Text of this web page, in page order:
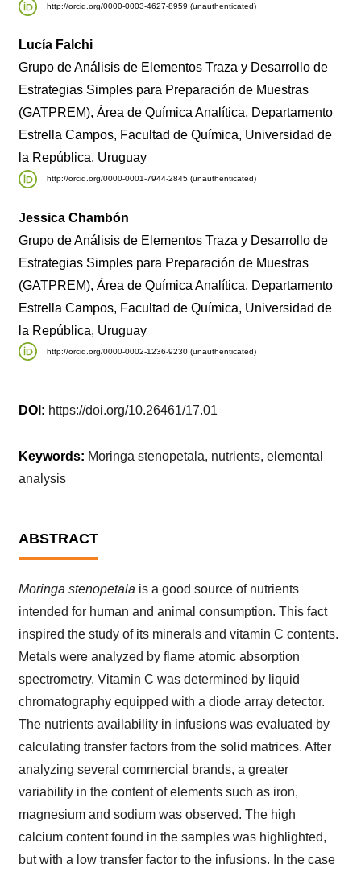
http://orcid.org/0000-0003-4627-8959 (unauthenticated)
Lucía Falchi
Grupo de Análisis de Elementos Traza y Desarrollo de
Estrategias Simples para Preparación de Muestras
(GATPREM), Área de Química Analítica, Departamento
Estrella Campos, Facultad de Química, Universidad de
la República, Uruguay
http://orcid.org/0000-0001-7944-2845 (unauthenticated)
Jessica Chambón
Grupo de Análisis de Elementos Traza y Desarrollo de
Estrategias Simples para Preparación de Muestras
(GATPREM), Área de Química Analítica, Departamento
Estrella Campos, Facultad de Química, Universidad de
la República, Uruguay
http://orcid.org/0000-0002-1236-9230 (unauthenticated)
DOI: https://doi.org/10.26461/17.01
Keywords: Moringa stenopetala, nutrients, elemental
analysis
ABSTRACT
Moringa stenopetala is a good source of nutrients
intended for human and animal consumption. This fact
inspired the study of its minerals and vitamin C contents.
Metals were analyzed by flame atomic absorption
spectrometry. Vitamin C was determined by liquid
chromatography equipped with a diode array detector.
The nutrients availability in infusions was evaluated by
calculating transfer factors from the solid matrices. After
analyzing several commercial brands, a greater
variability in the content of elements such as iron,
magnesium and sodium was observed. The high
calcium content found in the samples was highlighted,
but with a low transfer factor to the infusions. In the case